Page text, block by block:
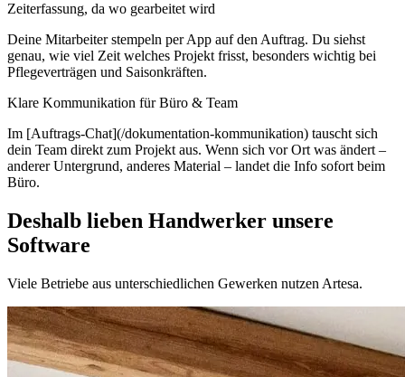
Zeiterfassung, da wo gearbeitet wird
Deine Mitarbeiter stempeln per App auf den Auftrag. Du siehst
genau, wie viel Zeit welches Projekt frisst, besonders wichtig bei
Pflegeverträgen und Saisonkräften.
Klare Kommunikation für Büro & Team
Im [Auftrags-Chat](/dokumentation-kommunikation) tauscht sich
dein Team direkt zum Projekt aus. Wenn sich vor Ort was ändert –
anderer Untergrund, anderes Material – landet die Info sofort beim
Büro.
Deshalb lieben Handwerker unsere
Software
Viele Betriebe aus unterschiedlichen Gewerken nutzen Artesa.